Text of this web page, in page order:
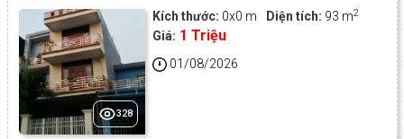
328
Kích thước: 0x0 m Diện tích: 93 m2
Giá: 1 Triệu
01/08/2026